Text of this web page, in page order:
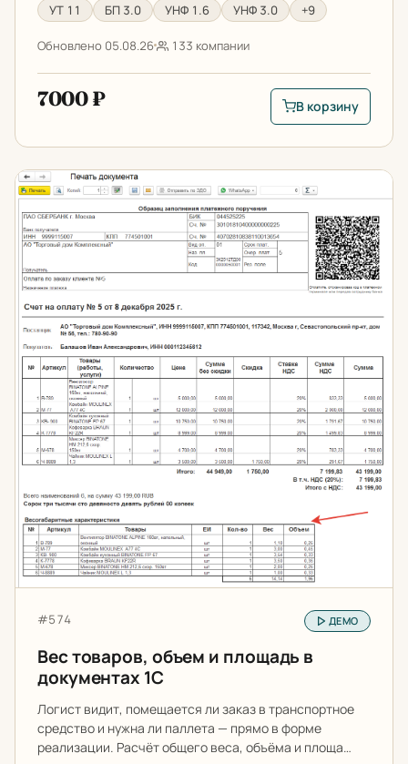
УТ 11 БП 3.0 УНФ 1.6 УНФ 3.0 +9
Обновлено 05.08.26 133 компании
7000 ₽
В корзину:
В корзину
Вес товаров, объем и площадь в документах 1С
Артикул:
#574 ДЕМО
Вес товаров, объем и площадь в
документах 1С
Логист видит, помещается ли заказ в транспортное
средство и нужна ли паллета — прямо в форме
реализации. Расчёт общего веса, объёма и площа…